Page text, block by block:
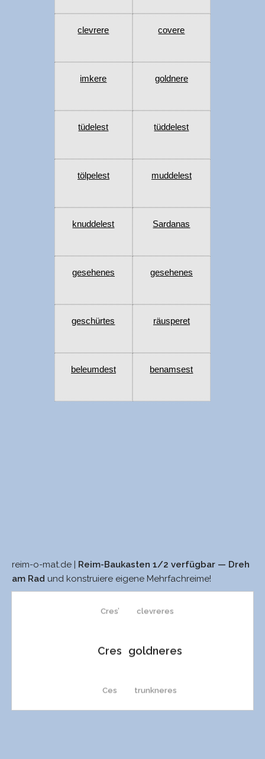
clevrere covere
imkere goldnere
tüdelest tüddelest
tölpelest muddelest
knuddelest Sardanas
gesehenes gesehenes
geschürtes räusperet
beleumdest benamsest
reim-o-mat.de |
Reim-Baukasten 1/2 verfügbar — Dreh
am Rad und konstruiere eigene Mehrfachreime!
Cres’
Cres
Ces
clevreres
goldneres
trunkneres